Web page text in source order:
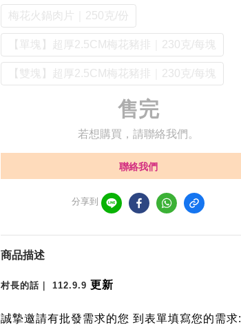
梅花火鍋肉片｜250克/份
【單塊】超厚2.5CM梅花豬排｜230克/每塊
【雙塊】超厚2.5CM梅花豬排｜230克/每塊
售完
若想購買，請聯絡我們。
聯絡我們
分享到
商品描述
村長的話｜ 112.9.9 更新
誠摯邀請有批發需求的您 到表單填寫您的需求: